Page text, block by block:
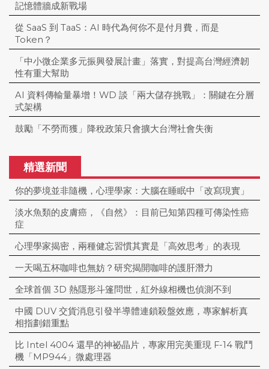
記憶體牆成新戰場
從 SaaS 到 TaaS：AI 時代為何你不是付月費，而是
Token？
「中小微企業多元振興發展計畫」落實，對提高台灣經濟韌
性有重大幫助
AI 資料傳輸量暴增！WD 談「兩大儲存挑戰」：關鍵在分層
式架構
鼓勵「不勞而獲」降稅政策只會擴大台灣社會失衡
精選新聞
你的夢境並非隨機，心理學家：大腦在睡眠中「改寫現實」
淡水魚類的皮膚癌，《自然》：目前已知第四種可傳染性癌
症
心理學家揭密，兩種健忘習慣其實是「高效思考」的表現
一天喝五杯咖啡也無妨？研究揭開咖啡的護肝潛力
全球首個 3D 熱隱形斗篷問世，紅外線相機也偵測不到
中國 DUV 交貨消息引發半導體連鎖殺盤效應，專家解析真
相指劃錯重點
比 Intel 4004 還早的神祕晶片，專家用完美重現 F-14 戰鬥
機「MP944」微處理器